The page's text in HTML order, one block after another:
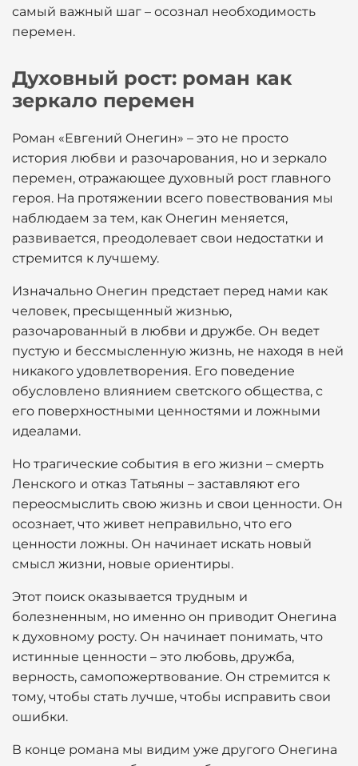
самый важный шаг – осознал необходимость
перемен.
Духовный рост: роман как
зеркало перемен
Роман «Евгений Онегин» – это не просто
история любви и разочарования, но и зеркало
перемен, отражающее духовный рост главного
героя. На протяжении всего повествования мы
наблюдаем за тем, как Онегин меняется,
развивается, преодолевает свои недостатки и
стремится к лучшему.
Изначально Онегин предстает перед нами как
человек, пресыщенный жизнью,
разочарованный в любви и дружбе. Он ведет
пустую и бессмысленную жизнь, не находя в ней
никакого удовлетворения. Его поведение
обусловлено влиянием светского общества, с
его поверхностными ценностями и ложными
идеалами.
Но трагические события в его жизни – смерть
Ленского и отказ Татьяны – заставляют его
переосмыслить свою жизнь и свои ценности. Он
осознает, что живет неправильно, что его
ценности ложны. Он начинает искать новый
смысл жизни, новые ориентиры.
Этот поиск оказывается трудным и
болезненным, но именно он приводит Онегина
к духовному росту. Он начинает понимать, что
истинные ценности – это любовь, дружба,
верность, самопожертвование. Он стремится к
тому, чтобы стать лучше, чтобы исправить свои
ошибки.
В конце романа мы видим уже другого Онегина